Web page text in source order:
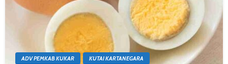
ADV PEMKAB KUKAR KUTAI KARTANEGARA